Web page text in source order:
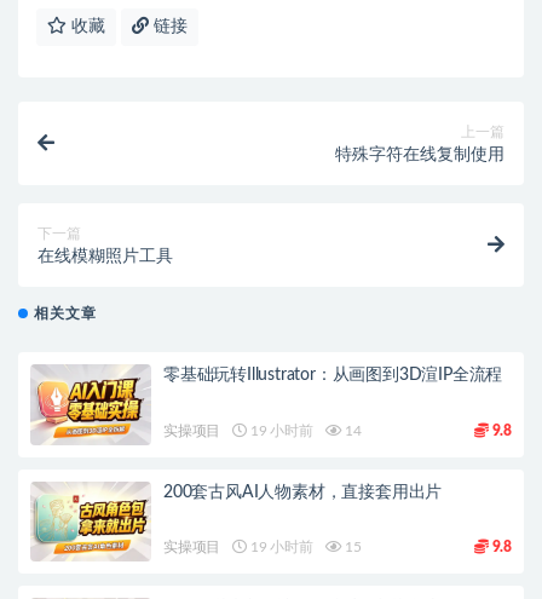
收藏 链接
上一篇
特殊字符在线复制使用
下一篇
在线模糊照片工具
相关文章
零基础玩转Illustrator：从画图到3D渲IP全流程
实操项目 19 小时前 14 9.8
200套古风AI人物素材，直接套用出片
实操项目 19 小时前 15 9.8